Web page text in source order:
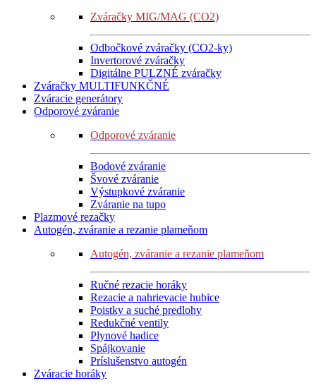
Zváračky MIG/MAG (CO2)
Odbočkové zváračky (CO2-ky)
Invertorové zváračky
Digitálne PULZNÉ zváračky
Zváračky MULTIFUNKČNÉ
Zváracie generátory
Odporové zváranie
Odporové zváranie
Bodové zváranie
Švové zváranie
Výstupkové zváranie
Zváranie na tupo
Plazmové rezačky
Autogén, zváranie a rezanie plameňom
Autogén, zváranie a rezanie plameňom
Ručné rezacie horáky
Rezacie a nahrievacie hubice
Poistky a suché predlohy
Redukčné ventily
Plynové hadice
Spájkovanie
Príslušenstvo autogén
Zváracie horáky